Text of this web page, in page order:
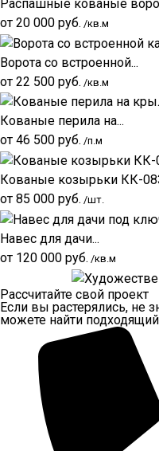
Распашные кованые
от 20 000 руб. /кв.м
Ворота со встроенной...
от 22 500 руб. /кв.м
Кованые перила на...
от 46 500 руб. /п.м
Кованые козырьки КК-
от 85 000 руб. /шт.
Навес для дачи...
от 120 000 руб. /кв.м
Рассчитайте свой проект
Если вы растерялись, не
можете найти